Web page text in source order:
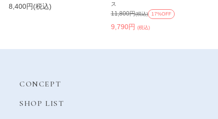
8,400円(税込)
ス
9,790円 (税込)
11,800円(税込) 17%OFF
CONCEPT
SHOP LIST